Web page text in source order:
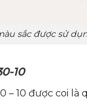
sắc được sử
10
– 10 được coi